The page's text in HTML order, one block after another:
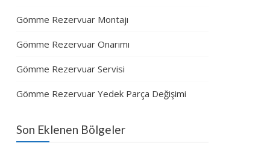
Gömme Rezervuar Montajı
Gömme Rezervuar Onarımı
Gömme Rezervuar Servisi
Gömme Rezervuar Yedek Parça Değişimi
Son Eklenen Bölgeler